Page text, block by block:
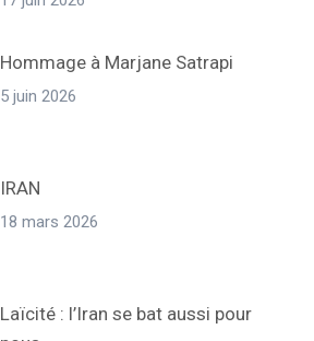
Hommage à Marjane Satrapi
5 juin 2026
IRAN
18 mars 2026
Laïcité : l’Iran se bat aussi pour